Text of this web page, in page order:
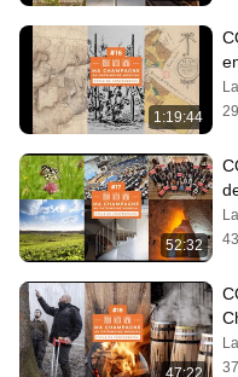
1:19:44
52:32